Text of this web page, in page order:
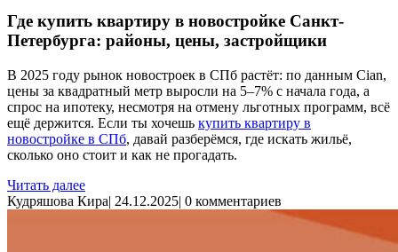
Где купить квартиру в новостройке Санкт-
Петербурга: районы, цены, застройщики
В 2025 году рынок новостроек в СПб растёт: по данным Cian,
цены за квадратный метр выросли на 5–7% с начала года, а
спрос на ипотеку, несмотря на отмену льготных программ, всё
ещё держится. Если ты хочешь купить квартиру в
новостройке в СПб, давай разберёмся, где искать жильё,
сколько оно стоит и как не прогадать.
Читать далее
Кудряшова Кира| 24.12.2025| 0 комментариев